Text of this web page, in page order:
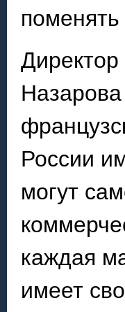
России
могут
каждая
имеет